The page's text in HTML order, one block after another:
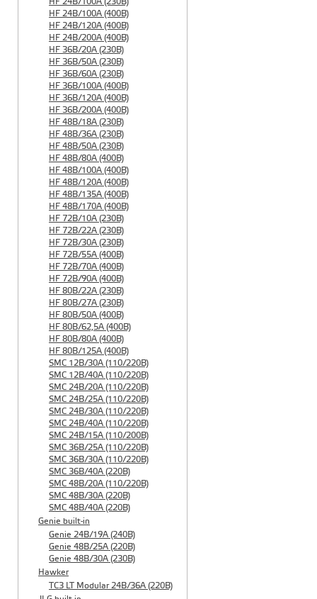
HF 24B/100A (400B)
HF 24B/120A (400B)
HF 24B/200A (400B)
HF 36B/20A (230B)
HF 36B/50A (230B)
HF 36B/60A (230B)
HF 36B/100A (400B)
HF 36B/120A (400B)
HF 36B/200A (400B)
HF 48B/18A (230B)
HF 48B/36A (230B)
HF 48B/50A (230B)
HF 48B/80A (400B)
HF 48B/100A (400B)
HF 48B/120A (400B)
HF 48B/135A (400B)
HF 48B/170A (400B)
HF 72B/10A (230B)
HF 72B/22A (230B)
HF 72B/30A (230B)
HF 72B/55A (400B)
HF 72B/70A (400B)
HF 72B/90A (400B)
HF 80B/22A (230B)
HF 80B/27A (230B)
HF 80B/50A (400B)
HF 80B/62,5A (400B)
HF 80B/80A (400B)
HF 80B/125A (400B)
SMC 12B/30A (110/220B)
SMC 12B/40A (110/220B)
SMC 24B/20A (110/220B)
SMC 24B/25A (110/220B)
SMC 24B/30A (110/220B)
SMC 24B/40A (110/220B)
SMC 24B/15A (110/200B)
SMC 36B/25A (110/220B)
SMC 36B/30A (110/220B)
SMC 36B/40A (220B)
SMC 48B/20A (110/220B)
SMC 48B/30A (220B)
SMC 48B/40A (220B)
Genie built-in
Genie 24B/19A (240B)
Genie 48B/25A (220B)
Genie 48B/30A (230B)
Hawker
TC3 LT Modular 24В/36А (220B)